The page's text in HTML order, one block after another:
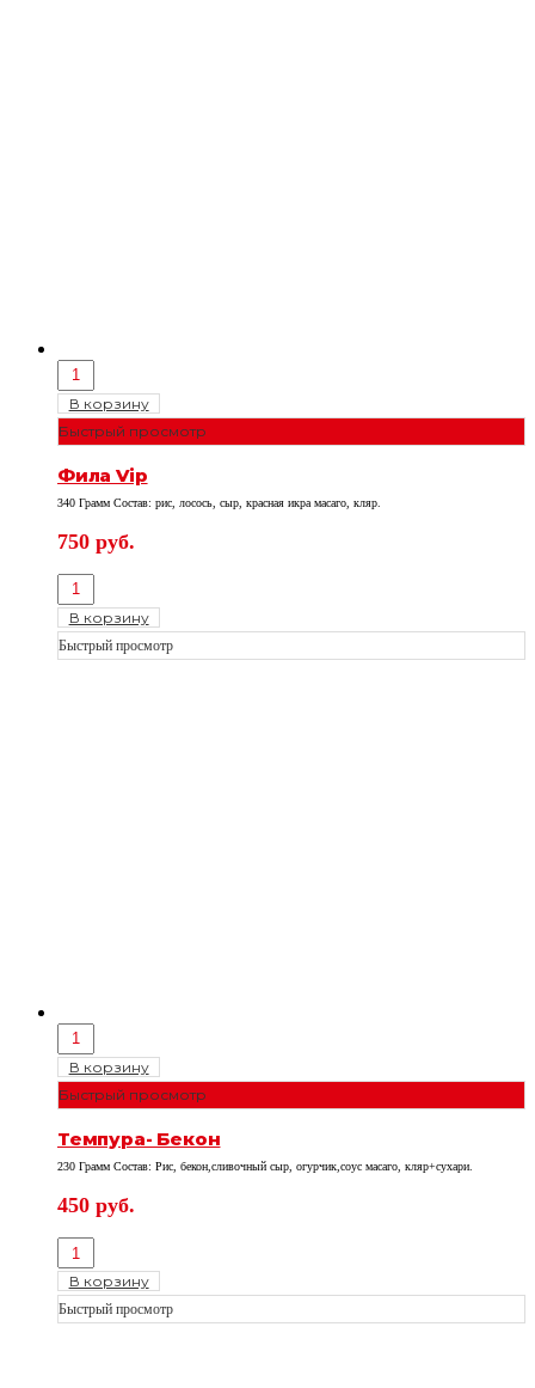
В корзину
Быстрый просмотр
Фила Vip
340 Грамм Состав: рис, лосось, сыр, красная икра масаго, кляр.
750 руб.
В корзину
Быстрый просмотр
В корзину
Быстрый просмотр
Темпура- Бекон
230 Грамм Состав: Рис, бекон,сливочный сыр, огурчик,соус масаго, кляр+сухари.
450 руб.
В корзину
Быстрый просмотр